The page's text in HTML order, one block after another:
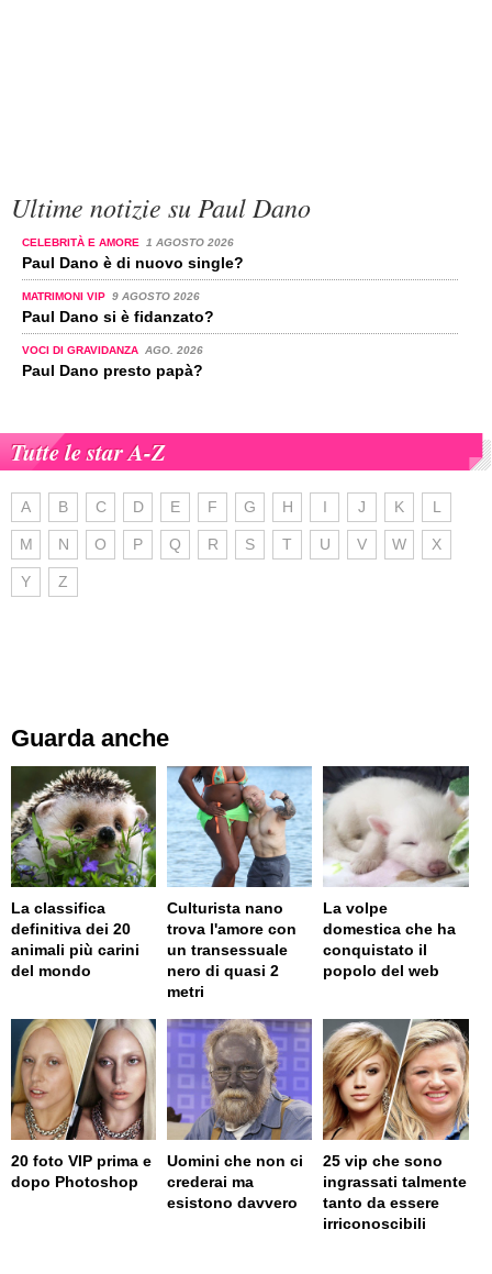
Ultime notizie su Paul Dano
CELEBRITÀ E AMORE 1 AGOSTO 2026
Paul Dano è di nuovo single?
MATRIMONI VIP 9 AGOSTO 2026
Paul Dano si è fidanzato?
VOCI DI GRAVIDANZA AGO. 2026
Paul Dano presto papà?
Tutte le star A-Z
A B C D E F G H I J K L
M N O P Q R S T U V W X
Y Z
Guarda anche
La classifica
definitiva dei 20
animali più carini
del mondo
Culturista nano
trova l'amore con
un transessuale
nero di quasi 2
metri
La volpe
domestica che ha
conquistato il
popolo del web
20 foto VIP prima e
dopo Photoshop
Uomini che non ci
crederai ma
esistono davvero
25 vip che sono
ingrassati talmente
tanto da essere
irriconoscibili